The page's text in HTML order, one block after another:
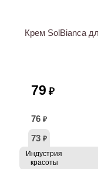
Крем SolBianca
79 ₽
76 ₽
73 ₽
Индустрия
красоты